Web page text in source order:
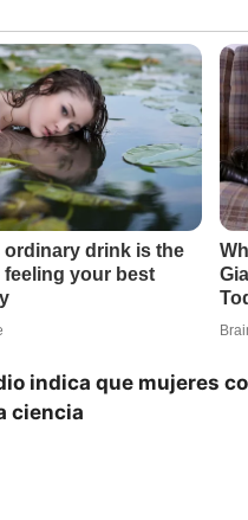
indica que mujeres
ciencia